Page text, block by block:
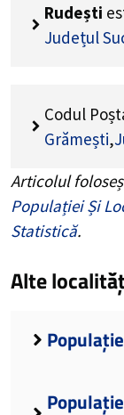
Rudești
Județul
Codul
Grămești,
Articolul
Populației Și
Statistică.
Alte